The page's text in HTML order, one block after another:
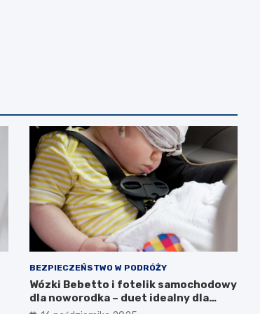
BEZPIECZEŃSTWO W PODRÓŻY
Wózki Bebetto i fotelik samochodowy
dla noworodka – duet idealny dla
komfortu i bezpieczeństwa dziecka